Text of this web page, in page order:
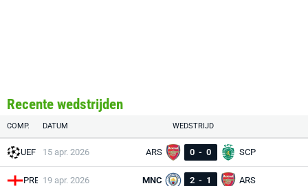
Recente wedstrijden
COMP. DATUM WEDSTRIJD
UEF 15 apr. 2026 ARS 0 - 0 SCP
PRE 19 apr. 2026 MNC 2 - 1 ARS